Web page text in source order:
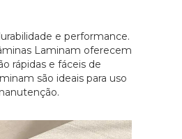
e performance.
Laminam oferecem
rápidas e fáceis de
são ideais para uso